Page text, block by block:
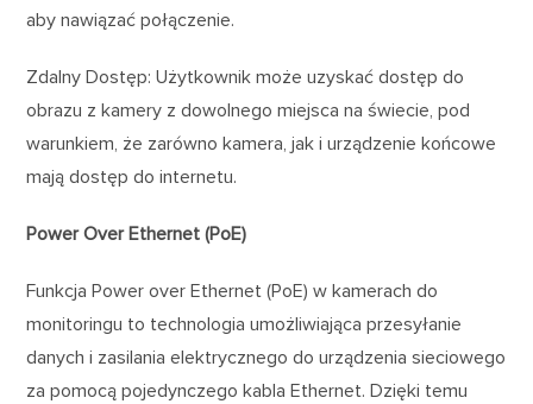
aby nawiązać połączenie.
Zdalny Dostęp: Użytkownik może uzyskać dostęp do
obrazu z kamery z dowolnego miejsca na świecie, pod
warunkiem, że zarówno kamera, jak i urządzenie końcowe
mają dostęp do internetu.
Power Over Ethernet (PoE)
Funkcja Power over Ethernet (PoE) w kamerach do
monitoringu to technologia umożliwiająca przesyłanie
danych i zasilania elektrycznego do urządzenia sieciowego
za pomocą pojedynczego kabla Ethernet. Dzięki temu